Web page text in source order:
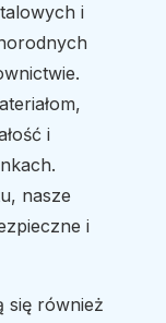
i
i
nasze
i
się również